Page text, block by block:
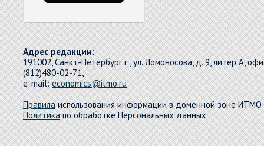
Адрес редакции:
191002, Санкт-Петербург г., ул. Ломоносова, д. 9, литер А,
(812)480-02-71,
e-mail:economics@itmo.ru
Правилаиспользования информации в доменной зоне ИТМО
Политикапо обработке Персональных данных